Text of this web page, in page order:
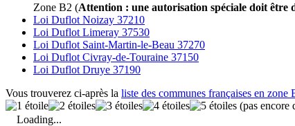
Zone B2 (Attention : une autorisation spéciale doit être
Loi Duflot Noizay 37210
Loi Duflot Limeray 37530
Loi Duflot Saint-Martin-le-Beau 37270
Loi Duflot Civray-de-Touraine 37150
Loi Duflot Druye 37190
Vous trouverez ci-après la liste des communes françaises en zone
(pas encore
Loading...